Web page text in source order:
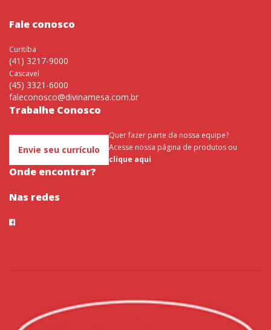
Fale conosco
Curitiba
(41) 3217-9000
Cascavel
(45) 3321-6000
faleconosco@divinamesa.com.br
Trabalhe Conosco
Quer fazer parte da nossa equipe?
Envie seu currículo
Onde encontrar?
Acesse nossa página de produtos ou
clique aqui
Nas redes